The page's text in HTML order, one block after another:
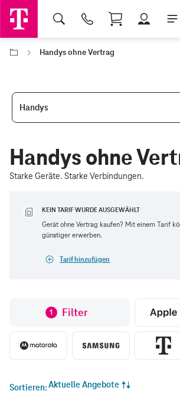
Handys ohne Vertrag
Handys
Handys ohne
Starke Geräte. Starke Verbindungen.
KEIN TARIF WURDE AUSGEWÄHLT
Gerät ohne Vertrag kaufen? Mit einem Tarif
günstiger erwerben.
Tarif hinzufügen
1 Filter
Sortieren Aktuelle Angebote